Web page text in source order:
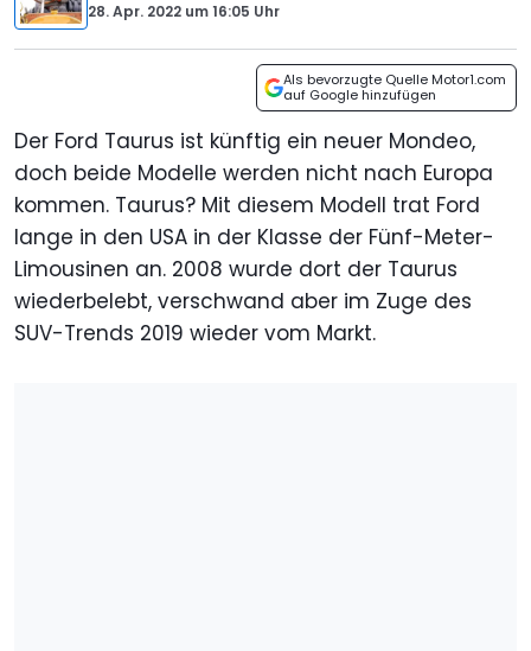
28. Apr. 2022 um16:05 Uhr
Als bevorzugte Quelle Motor1.com
auf Google hinzufügen
Der Ford Taurus ist künftig ein neuer Mondeo,
doch beide Modelle werden nicht nach Europa
kommen. Taurus? Mit diesem Modell trat Ford
lange in den USA in der Klasse der Fünf-Meter-
Limousinen an. 2008 wurde dort der Taurus
wiederbelebt, verschwand aber im Zuge des
SUV-Trends 2019 wieder vom Markt.